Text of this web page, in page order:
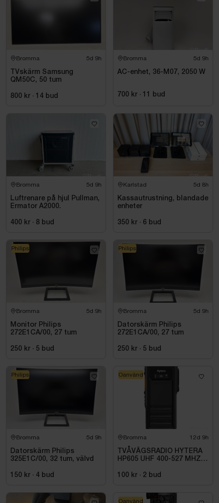
Bromma 5d 9h
TVskärm Samsung
QM50C, 50 tum
800 kr · 14 bud
Bromma 5d 9h
AC-enhet, 36-M07, 2050 W
700 kr · bud
Bromma 5d 9h
Luftrenare på hjul Pullman,
Ermator A2000.
400 kr · 8 bud
Karlstad 5d 8h
Kassautrustning, blandade
enheter
350 kr · 6 bud
Bromma 5d 9h
Monitor Philips
272E1CA/00, 27 tum
250 kr · 5 bud
Philips
Bromma 5d 9h
Datorskärm Philips
272E1CA/00, 27 tum
250 kr · 5 bud
Philips
Bromma 5d 9h
Datorskärm Philips
325E1C/00, 32 tum, välvd
150 kr · 4 bud
Philips
Bromma 12d 9h
TVÅVÄGSRADIO HYTERA
HP605 UHF 400-527 MHZ
100 kr · 2 bud
Oanvänd
Oanvänd